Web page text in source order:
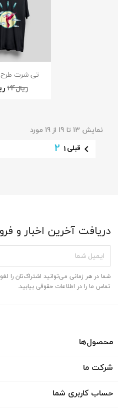

تی شرت طرح
‎ریال24
‎ریال19
نمایش 13 تا 19 از 19 مورد
 قبلی1
2
دریافت آخرین اخبار و
شما در هر زمانی می‌توانید اشتراک‌تان را
تماس ما را در اطلاعات حقوقی بیابید.
محصول‌ها
شرکت ما
حساب کاربری شما